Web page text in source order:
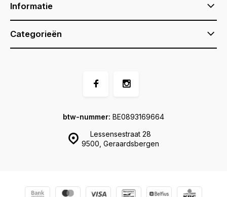
Informatie
Categorieën
Lessensestraat 28
9500, Geraardsbergen
btw-nummer: BE0893169664